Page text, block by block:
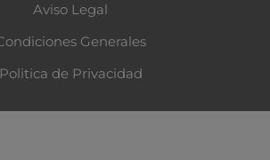
Aviso Legal
Generales
Politica de Privacidad